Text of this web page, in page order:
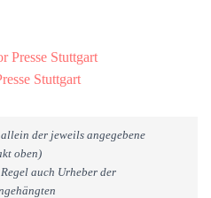
Presse Stuttgart
Stuttgart
der jeweils angegebene
oben)
auch Urheber der